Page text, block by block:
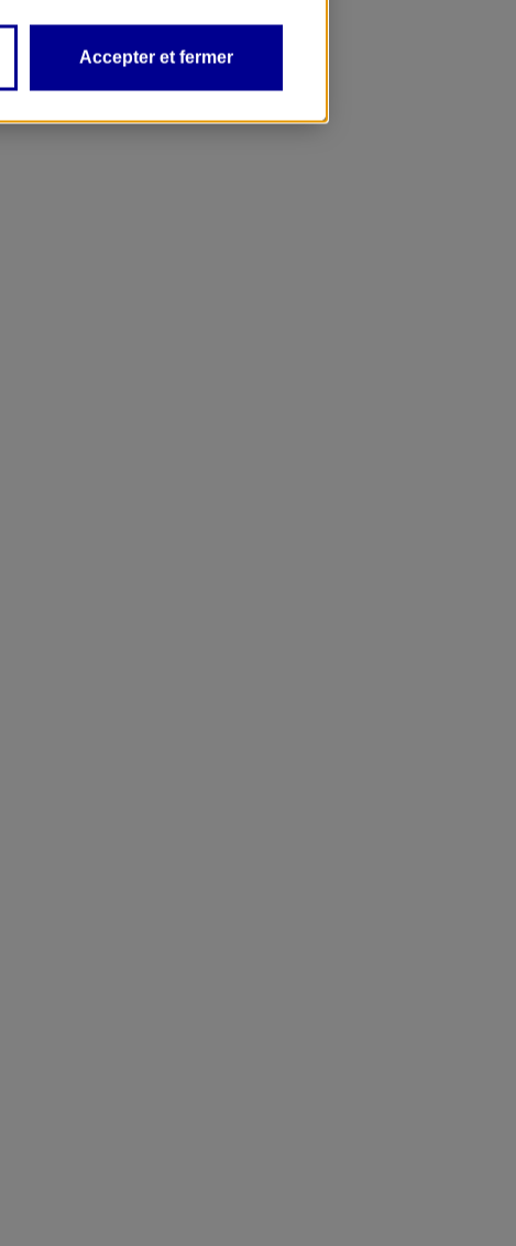
Accepter et fermer